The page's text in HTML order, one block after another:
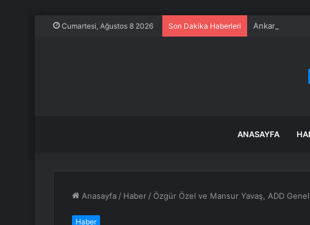
Cumartesi, Ağustos 8 2026 Son Dakika Haberleri Ankara’da
ANASAYFA
Anasayfa / Haber / Özgür Özel ve Mansur Yavaş, ADD
Haber